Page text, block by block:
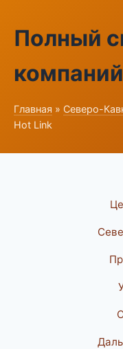
Полный
компаний
Главная » Северо-
Hot Link